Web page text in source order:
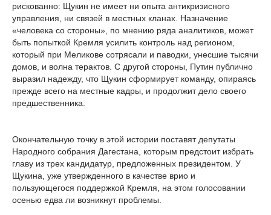
рискованно: Щукин не имеет ни опыта антикризисного
управления, ни связей в местных кланах. Назначение
«человека со стороны», по мнению ряда аналитиков, может
быть попыткой Кремля усилить контроль над регионом,
который при Меликове сотрясали и паводки, унесшие тысячи
домов, и волна терактов. С другой стороны, Путин публично
выразил надежду, что Щукин сформирует команду, опираясь
прежде всего на местные кадры, и продолжит дело своего
предшественника.
Окончательную точку в этой истории поставят депутаты
Народного собрания Дагестана, которым предстоит избрать
главу из трех кандидатур, предложенных президентом. У
Щукина, уже утвержденного в качестве врио и
пользующегося поддержкой Кремля, на этом голосовании
осенью едва ли возникнут проблемы.